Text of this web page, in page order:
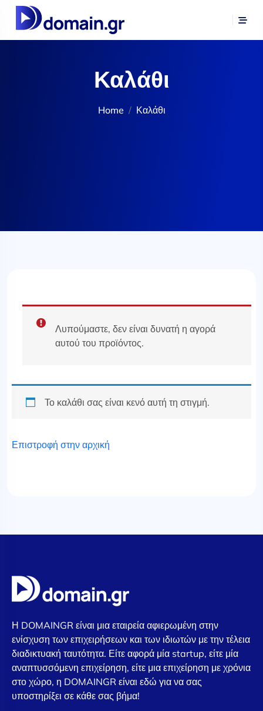
Καλάθι
Home Καλάθι
Λυπούμαστε, δεν είναι δυνατή η αγορά
αυτού του προϊόντος.
Το καλάθι σας είναι κενό αυτή τη στιγμή.
Επιστροφή στην αρχική
Η DOMAINGR είναι μια εταιρεία αφιερωμένη στην
ενίσχυση των επιχειρήσεων και των ιδιωτών με την τέλεια
διαδικτυακή ταυτότητα. Είτε αφορά μία startup, είτε μία
αναπτυσσόμενη επιχείρηση, είτε μια επιχείρηση με χρόνια
στο χώρο, η DOMAINGR είναι εδώ για να σας
υποστηρίξει σε κάθε σας βήμα!